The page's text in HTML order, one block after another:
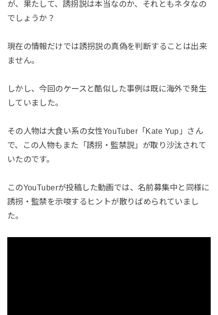
が、果たして、誘拐説は本当なのか、それともネタなの
でしょうか？
現在の情報だけでは誘拐説の真偽を判断することは出来
ません。
しかし、今回のケースと酷似した事例は既に海外で発生
していました。
その人物は大食い系の女性YouTuber「Kate Yup」さん
で、この人物もまた「誘拐・監禁説」が取り沙汰されて
いたのです。
このYouTuberが投稿した動画では、名前募集中と同様に
誘拐・監禁を示唆するヒントが散りばめられていまし
た。